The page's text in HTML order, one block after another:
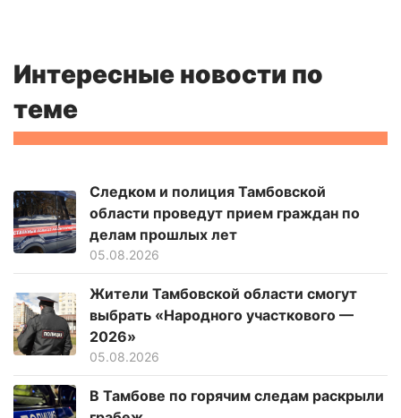
Интересные новости по
теме
Следком и полиция Тамбовской
области проведут прием граждан по
делам прошлых лет
05.08.2026
Жители Тамбовской области смогут
выбрать «Народного участкового —
2026»
05.08.2026
В Тамбове по горячим следам раскрыли